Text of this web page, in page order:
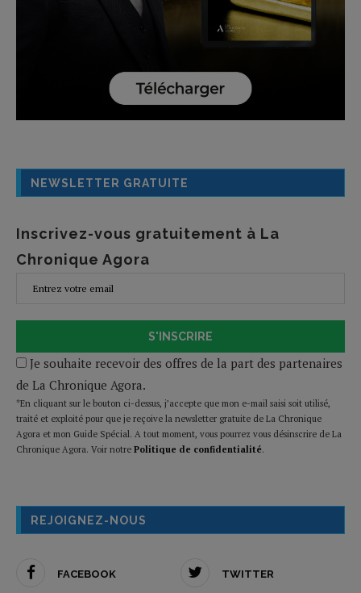
NEWSLETTER GRATUITE
Inscrivez-vous gratuitement à La
Chronique Agora
S'INSCRIRE
Je souhaite recevoir des offres de la part des partenaires
de La Chronique Agora.
*En cliquant sur le bouton ci-dessus, j’accepte que mon e-mail saisi soit utilisé,
traité et exploité pour que je reçoive la newsletter gratuite de La Chronique
Agora et mon Guide Spécial. A tout moment, vous pourrez vous désinscrire de La
Chronique Agora. Voir notre Politique de confidentialité.
REJOIGNEZ-NOUS
FACEBOOK TWITTER